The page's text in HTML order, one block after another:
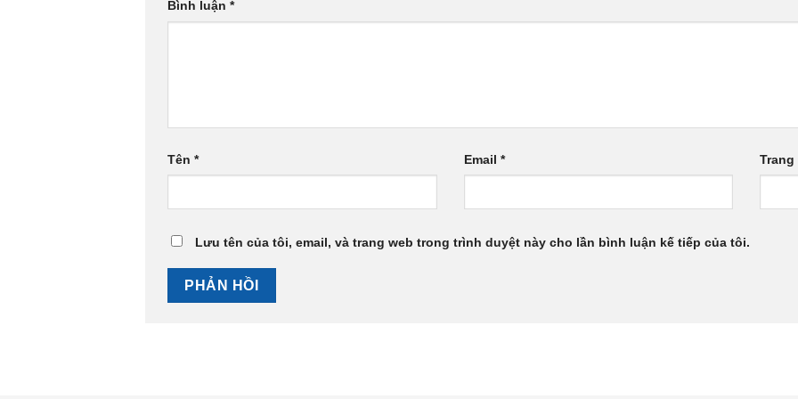
Bình luận *
Tên * Email * Trang
Lưu tên của tôi, email, và trang web trong trình duyệt này cho lần bình luận kế tiếp của tôi.